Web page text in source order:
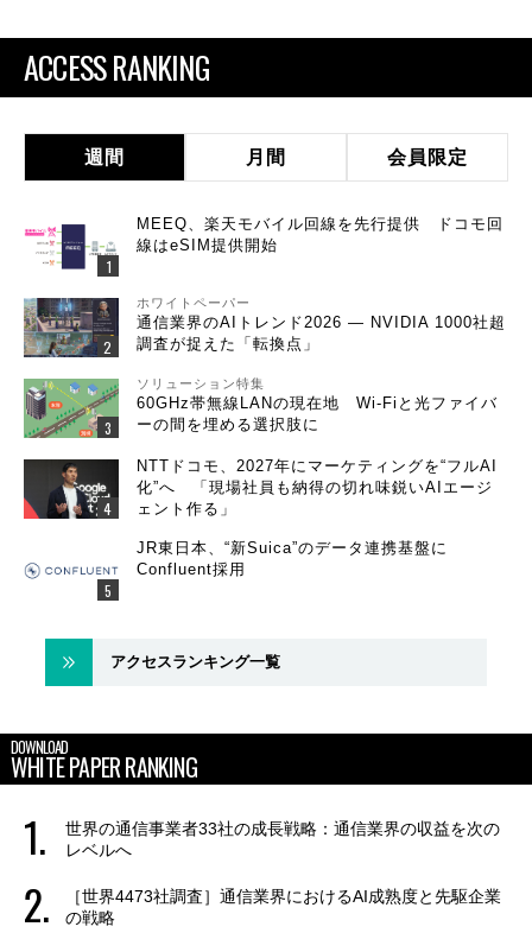
ACCESS RANKING
週間 月間 会員限定
MEEQ、楽天モバイル回線を先行提供 ドコモ回
線はeSIM提供開始
ホワイトペーパー
通信業界のAIトレンド2026 ― NVIDIA 1000社超
調査が捉えた「転換点」
ソリューション特集
60GHz帯無線LANの現在地 Wi-Fiと光ファイバ
ーの間を埋める選択肢に
NTTドコモ、2027年にマーケティングを“フルAI
化”へ 「現場社員も納得の切れ味鋭いAIエージ
ェント作る」
JR東日本、“新Suica”のデータ連携基盤に
Confluent採用
アクセスランキング一覧
DOWNLOAD
WHITE PAPER RANKING
世界の通信事業者33社の成長戦略：通信業界の収益を次の
レベルへ
［世界4473社調査］通信業界におけるAI成熟度と先駆企業
の戦略